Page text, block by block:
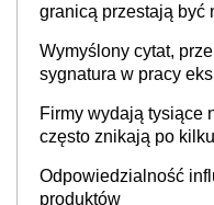
granicą przestają być
Wymyślony cytat,
sygnatura w pracy
Firmy wydają tysiące
często znikają po
Odpowiedzialność
produktów